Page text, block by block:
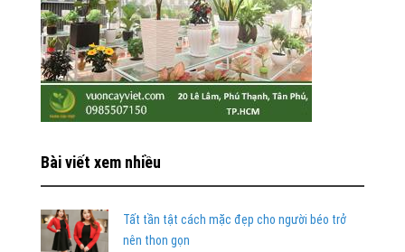
Bài viết xem nhiều
Tất tần tật cách mặc đẹp cho người béo trở
nên thon gọn